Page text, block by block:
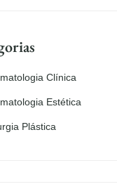
Clínica
Estética
Plástica